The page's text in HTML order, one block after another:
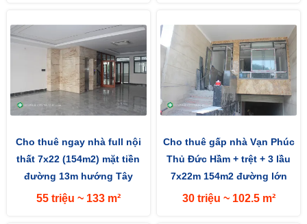
Cho thuê ngay nhà full nội
thất 7x22 (154m2) mặt tiền
đường 13m hướng Tây
55 triệu ~ 133 m²
Cho thuê gấp nhà Vạn Phúc
Thủ Đức Hầm + trệt + 3 lầu
7x22m 154m2 đường lớn
13m hướng Tây Nam
30 triệu ~ 102.5 m²